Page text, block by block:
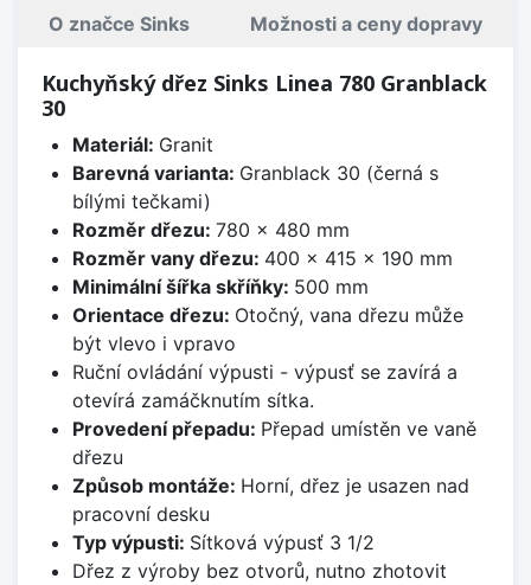
O značce Sinks Možnosti a ceny dopravy
Kuchyňský dřez Sinks Linea 780 Granblack
30
Materiál: Granit
Barevná varianta: Granblack 30 (černá s
bílými tečkami)
Rozměr dřezu: 780 x 480 mm
Rozměr vany dřezu: 400 x 415 x 190 mm
Minimální šířka skříňky: 500 mm
Orientace dřezu: Otočný, vana dřezu může
být vlevo i vpravo
Ruční ovládání výpusti - výpusť se zavírá a
otevírá zamáčknutím sítka.
Provedení přepadu: Přepad umístěn ve vaně
dřezu
Způsob montáže: Horní, dřez je usazen nad
pracovní desku
Typ výpusti: Sítková výpusť 3 1/2
Dřez z výroby bez otvorů, nutno zhotovit